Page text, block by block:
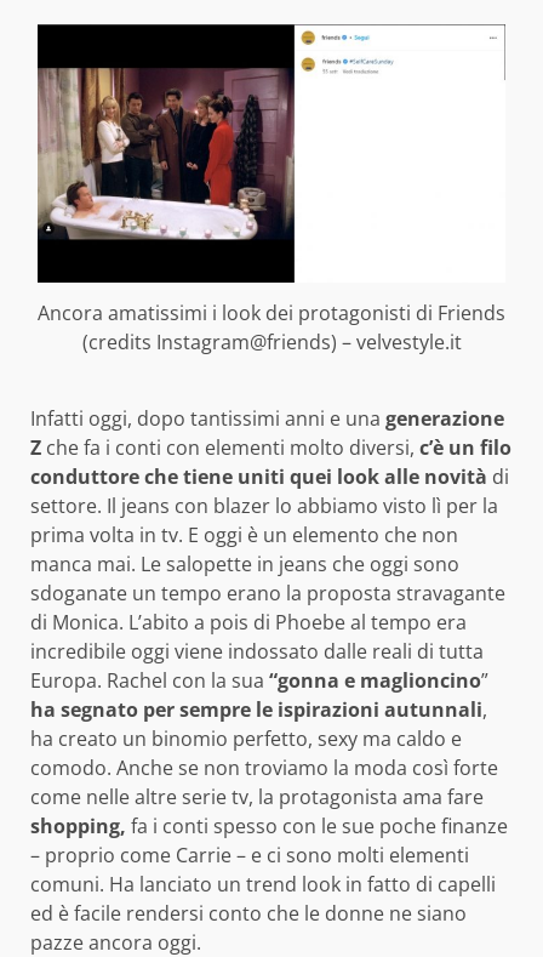
Ancora amatissimi i look dei protagonisti di Friends
(credits Instagram@friends) – velvestyle.it
Infatti oggi, dopo tantissimi anni e una generazione
Z che fa i conti con elementi molto diversi, c’è un filo
conduttore che tiene uniti quei look alle novità di
settore. Il jeans con blazer lo abbiamo visto lì per la
prima volta in tv. E oggi è un elemento che non
manca mai. Le salopette in jeans che oggi sono
sdoganate un tempo erano la proposta stravagante
di Monica. L’abito a pois di Phoebe al tempo era
incredibile oggi viene indossato dalle reali di tutta
Europa. Rachel con la sua “gonna e maglioncino”
ha segnato per sempre le ispirazioni autunnali,
ha creato un binomio perfetto, sexy ma caldo e
comodo. Anche se non troviamo la moda così forte
come nelle altre serie tv, la protagonista ama fare
shopping, fa i conti spesso con le sue poche finanze
– proprio come Carrie – e ci sono molti elementi
comuni. Ha lanciato un trend look in fatto di capelli
ed è facile rendersi conto che le donne ne siano
pazze ancora oggi.